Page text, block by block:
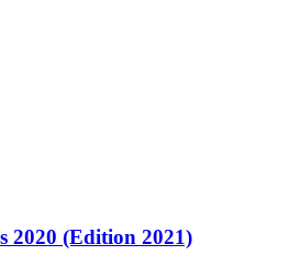
2020 (Edition 2021)